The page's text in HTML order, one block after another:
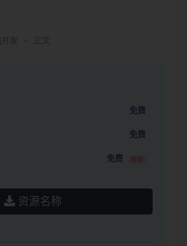
免费
免费
免费 推荐
资源名称